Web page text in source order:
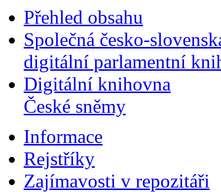
Přehled obsahu
Společná česko-
digitální parlamentní
Digitální knihovna
České sněmy
Informace
Rejstříky
Zajímavosti v repozitáři